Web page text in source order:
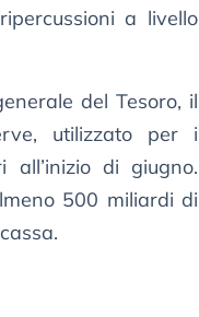
a livello
del Tesoro, il
utilizzato per i
di giugno.
500 miliardi di